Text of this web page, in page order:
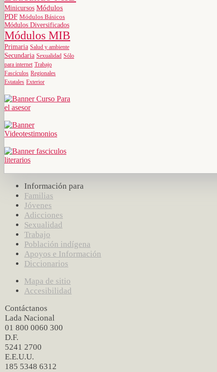
Minicursos Módulos
PDF Módulos Básicos
Módulos Diversificados
Módulos MIB
Primaria Salud y ambiente
Secundaria Sexualidad Sólo
para internet Trabajo
Fascículos Regionales
Estatales Exterior
Información para
Familias
Jóvenes
Adicciones
Sexualidad
Trabajo
Población indígena
Apoyos e Información
Diccionarios
Mapa de sitio
Accesibilidad
Contáctanos
Lada Nacional
01 800 0060 300
D.F.
5241 2700
E.E.U.U.
185 5348 6312